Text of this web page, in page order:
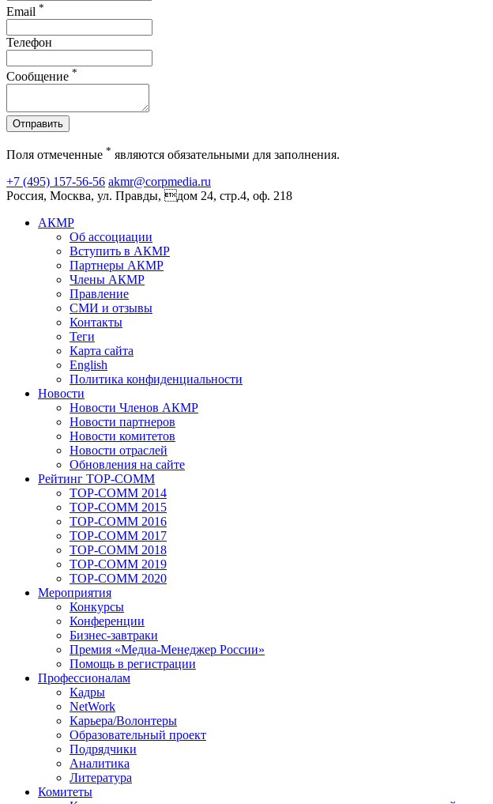
Email *
Телефон
Сообщение *
Отправить
Поля отмеченные * являются обязательными для заполнения.
+7 (495) 157-56-56 akmr@corpmedia.ru
Россия, Москва, ул. Правды, дом 24, стр.4, оф. 218
АКМР
Об ассоциации
Вступить в АКМР
Партнеры АКМР
Члены АКМР
Правление
СМИ и отзывы
Контакты
Теги
Карта сайта
English
Политика конфиденциальности
Новости
Новости Членов АКМР
Новости партнеров
Новости комитетов
Новости отраслей
Обновления на сайте
Рейтинг TOP-COMM
TOP-COMM 2014
TOP-COMM 2015
TOP-COMM 2016
TOP-COMM 2017
TOP-COMM 2018
TOP-COMM 2019
TOP-COMM 2020
Мероприятия
Конкурсы
Конференции
Бизнес-завтраки
Премия «Медиа-Менеджер России»
Помощь в регистрации
Профессионалам
Кадры
NetWork
Карьера/Волонтеры
Образовательный проект
Подрядчики
Аналитика
Литература
Комитеты